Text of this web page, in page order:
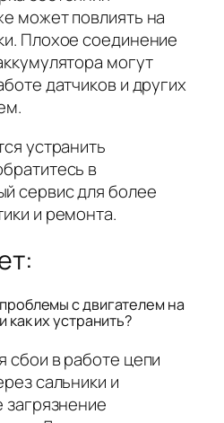
может повлиять на
Плохое соединение
могут
датчиков и других
устранить
в
сервис для более
и ремонта.
с двигателем на
как их устранить?
сбои в работе цепи
сальники и
загрязнение